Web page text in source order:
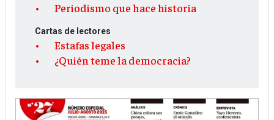
Periodismo que hace historia
Cartas de lectores
Estafas legales
¿Quién teme la democracia?